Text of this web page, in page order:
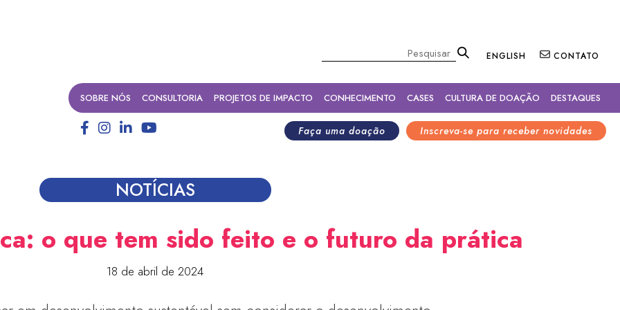
ENGLISH CONTATO
SOBRE NÓS CONSULTORIA PROJETOS DE IMPACTO CONHECIMENTO CASES CULTURA DE DOAÇÃO DESTAQUES
Inscreva-se para receber novidades
Faça uma doação
NOTÍCIAS
o que tem sido feito e o futuro da prática
18 de abril de 2024